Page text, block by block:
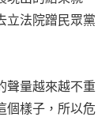
立法院蹭民眾黨
聲量越來越不重
個樣子，所以危